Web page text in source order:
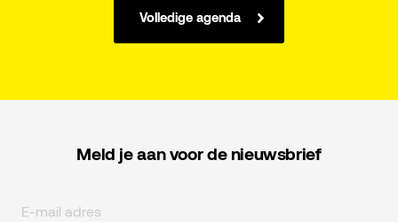
Volledige agenda
Meld je aan voor de nieuwsbrief